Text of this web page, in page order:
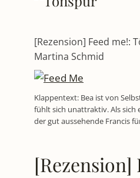
[Rezension] Feed me!:
Martina Schmid
Klappentext: Bea ist von
fühlt sich unattraktiv. Als sich
der gut aussehende Francis
[Rezension]